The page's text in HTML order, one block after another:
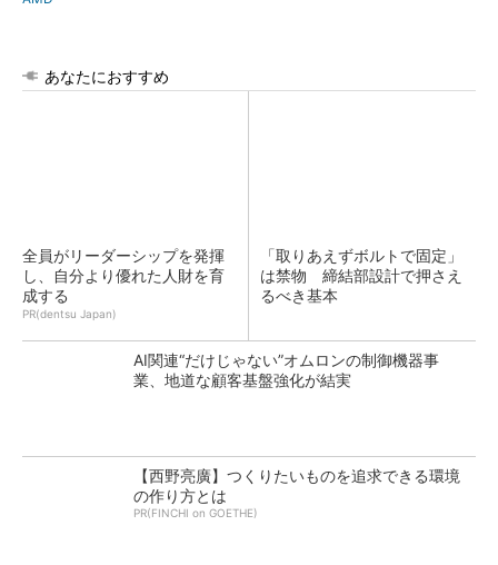
あなたにおすすめ
全員がリーダーシップを発揮
し、自分より優れた人財を育
成する
PR(dentsu Japan)
「取りあえずボルトで固定」
は禁物 締結部設計で押さえ
るべき基本
AI関連“だけじゃない”オムロンの制御機器事
業、地道な顧客基盤強化が結実
【西野亮廣】つくりたいものを追求できる環境
の作り方とは
PR(FINCHI on GOETHE)